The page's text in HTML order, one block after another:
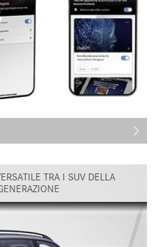
TRA I SUV DELLA